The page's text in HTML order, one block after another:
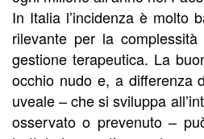
In Italia l’incidenza è molto
rilevante per la
gestione terapeutica. La
occhio nudo e, a differenza
uveale – che si sviluppa
osservato o prevenuto –